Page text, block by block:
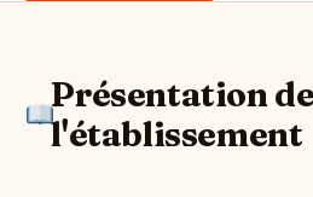
Présentation de
l'établissement